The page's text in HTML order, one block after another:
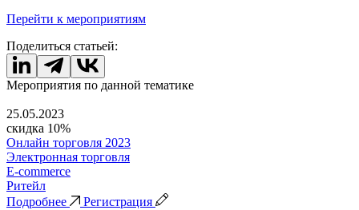
Перейти к мероприятиям
Поделиться статьей:
Мероприятия по данной тематике
25.05.2023
скидка 10%
Онлайн торговля 2023
Электронная торговля
E-commerce
Ритейл
Подробнее
Регистрация